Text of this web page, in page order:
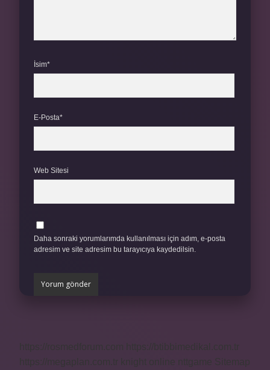
İsim*
E-Posta*
Web Sitesi
Daha sonraki yorumlarımda kullanılması için adım, e-posta
adresim ve site adresim bu tarayıcıya kaydedilsin.